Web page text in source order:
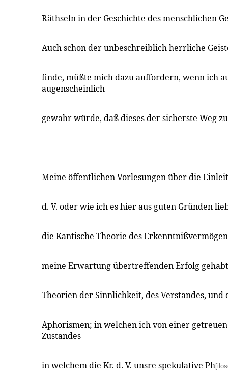
Räthseln in der Geschichte des menschlichen
Auch schon der unbeschreiblich herrliche
finde, müßte mich dazu auffordern, wenn ich
augenscheinlich
gewahr würde, daß dieses der sicherste Weg
Meine öffentlichen Vorlesungen über die
d. V. oder wie ich es hier aus guten Gründen
die Kantische Theorie des
meine Erwartung übertreffenden Erfolg
Theorien der Sinnlichkeit, des Verstandes,
Aphorismen; in welchen ich von einer
Zustandes
in welchem die Kr. d. V. unsre spekulative Ph